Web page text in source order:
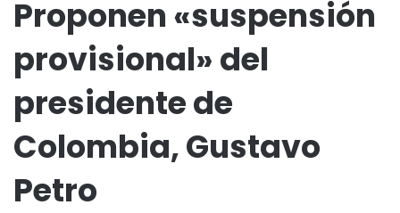
Proponen «suspensión
provisional» del
presidente de
Colombia, Gustavo
Petro